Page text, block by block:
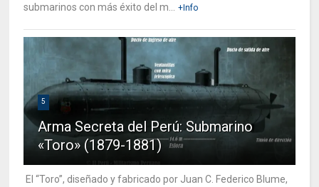
submarinos con más éxito del m...
+Info
5
Arma Secreta del Perú: Submarino
«Toro» (1879-1881)
El “Toro”, diseñado y fabricado por Juan C. Federico Blume,